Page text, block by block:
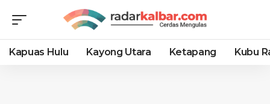
Kapuas Hulu Kayong Utara Ketapang Kubu